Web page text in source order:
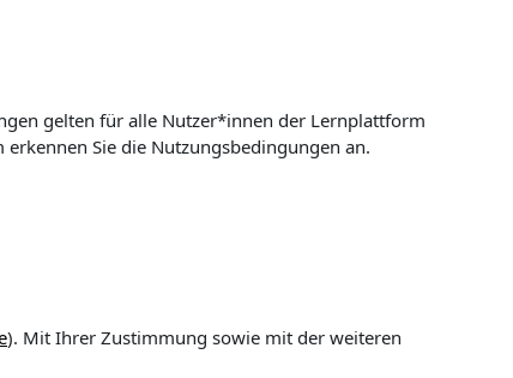
gelten für alle Nutzer*innen der Lernplattform
Sie die Nutzungsbedingungen an.
). Mit Ihrer Zustimmung sowie mit der weiteren